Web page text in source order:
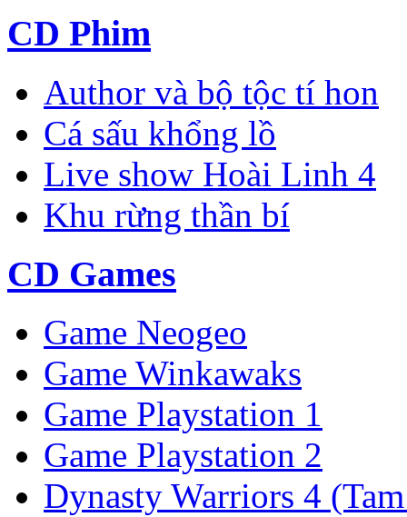
CD Phim
Author và bộ tộc tí hon
Cá sấu khổng lồ
Live show Hoài Linh 4
Khu rừng thần bí
CD Games
Game Neogeo
Game Winkawaks
Game Playstation 1
Game Playstation 2
Dynasty Warriors 4